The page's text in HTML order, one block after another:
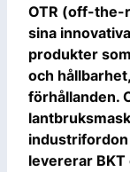
OTR (off-the-
sina
produkter
och
förhållanden.
levererar